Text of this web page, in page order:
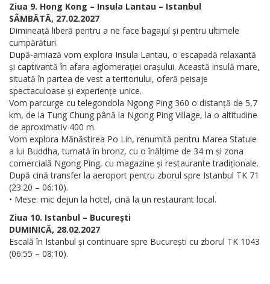
Ziua 9. Hong Kong – Insula Lantau – Istanbul
SÂMBĂTĂ, 27.02.2027
Dimineață liberă pentru a ne face bagajul și pentru ultimele
cumpărături.
După-amiază vom explora Insula Lantau, o escapadă relaxantă
și captivantă în afara aglomerației orașului. Această insulă mare,
situată în partea de vest a teritoriului, oferă peisaje
spectaculoase și experiențe unice.
Vom parcurge cu telegondola Ngong Ping 360 o distanță de 5,7
km, de la Tung Chung până la Ngong Ping Village, la o altitudine
de aproximativ 400 m.
Vom explora Mănăstirea Po Lin, renumită pentru Marea Statuie
a lui Buddha, turnată în bronz, cu o înălțime de 34 m și zona
comercială Ngong Ping, cu magazine și restaurante tradiționale.
După cină transfer la aeroport pentru zborul spre Istanbul TK 71
(23:20 – 06:10).
• Mese: mic dejun la hotel, cină la un restaurant local.
Ziua 10. Istanbul – București
DUMINICĂ, 28.02.2027
Escală în Istanbul și continuare spre București cu zborul TK 1043
(06:55 – 08:10).